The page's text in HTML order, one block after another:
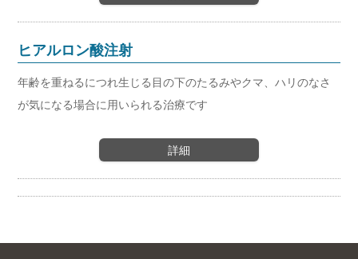
ヒアルロン酸注射
年齢を重ねるにつれ生じる目の下のたるみやクマ、ハリのなさ
が気になる場合に用いられる治療です
詳細